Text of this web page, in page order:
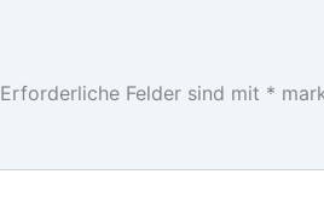
Erforderliche Felder sind mit *